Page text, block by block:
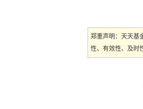
郑重声明：天天基
性、有效性、及时